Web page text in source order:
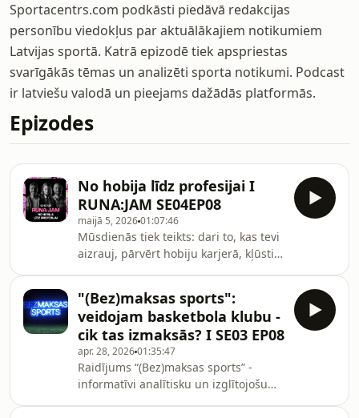
Sportacentrs.com podkāsti piedāvā redakcijas
personību viedokļus par aktuālākajiem notikumiem
Latvijas sportā. Katrā epizodē tiek apspriestas
svarīgākās tēmas un analizēti sporta notikumi. Podcast
ir latviešu valodā un pieejams dažādās platformās.
Epizodes
No hobija līdz profesijai I
RUNA:JAM SE04EP08
maijā 5, 202601:07:46
Mūsdienās tiek teikts: dari to, kas tevi
aizrauj, pārvērt hobiju karjerā, kļūsti
Tu vari sākt no nulles, publicēt, radīt,
eksperimentēt. Bet tajā pašā laikā -
pārvērst hobiju par profesiju nozīmē
kaut ko vairāk nekā tikai “darīt to, kas
patīk”. Kā tas notiek reālajā dzīvē -
raidījuma vadītāja Nansija Garkalne
studijā izjautā li
"(Bez)maksas sports":
veidojam basketbola klubu -
cik tas izmaksās? I SE03 EP08
apr. 28, 202601:35:47
Raidījums “(Bez)maksas sports” -
informatīvi analītisku un izglītojošu